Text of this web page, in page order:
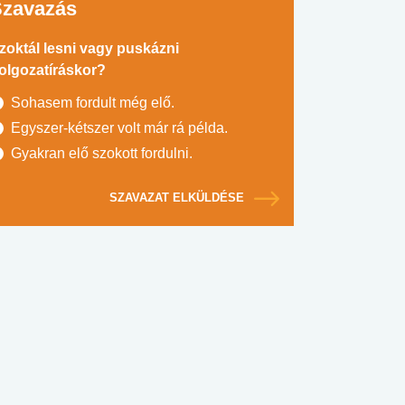
lesni vagy puskázni
Sohasem fordult még elő.
Egyszer-kétszer volt már rá példa.
Gyakran elő szokott fordulni.
SZAVAZAT ELKÜLDÉSE